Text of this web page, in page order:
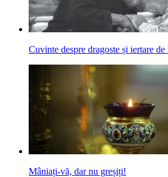
Cuvinte despre dragoste și iertare
Mâniați-vă, dar nu greșiți!